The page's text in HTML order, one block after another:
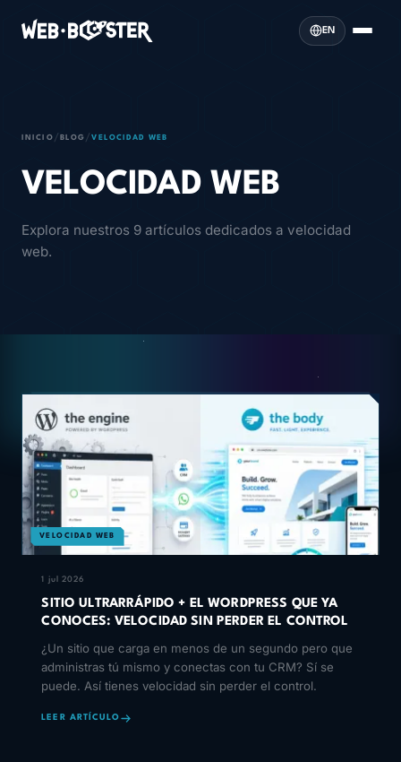
EN
INICIO / BLOG /VELOCIDAD WEB
VELOCIDAD WEB
Explora nuestros 9 artículos dedicados a velocidad
web.
VELOCIDAD WEB
1 jul 2026
SITIO ULTRARRÁPIDO + EL WORDPRESS QUE YA
CONOCES: VELOCIDAD SIN PERDER EL CONTROL
¿Un sitio que carga en menos de un segundo pero que
administras tú mismo y conectas con tu CRM? Sí se
puede. Así tienes velocidad sin perder el control.
LEER ARTÍCULO